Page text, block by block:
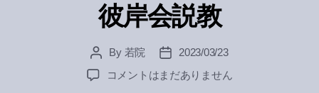
彼岸会説教
Post
author
By 若院
Post
date
2023/03/23
彼
コメントはまだありません